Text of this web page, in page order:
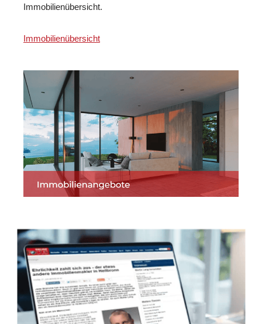
Immobilienübersicht.
Immobilienübersicht